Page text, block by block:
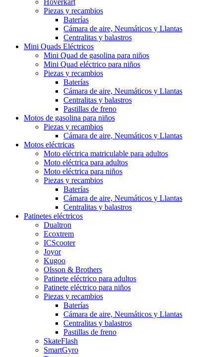
Hoverkart
Piezas y recambios
Baterías
Cámara de aire, Neumáticos y Llantas
Centralitas y balastros
Mini Quads Eléctricos
Mini Quad de gasolina para niños
Mini Quad eléctrico para niños
Piezas y recambios
Baterías
Cámara de aire, Neumáticos y Llantas
Centralitas y balastros
Pastillas de freno
Motos de gasolina para niños
Piezas y recambios
Cámara de aire, Neumáticos y Llantas
Motos eléctricas
Moto eléctrica matriculable para adultos
Moto eléctrica para adultos
Moto eléctrica para niños
Piezas y recambios
Baterías
Cámara de aire, Neumáticos y Llantas
Centralitas y balastros
Patinetes eléctricos
Dualtron
Ecoxtrem
ICScooter
Joyor
Kugoo
Olsson & Brothers
Patinete eléctrico para adultos
Patinete eléctrico para niños
Piezas y recambios
Baterías
Cámara de aire, Neumáticos y Llantas
Centralitas y balastros
Pastillas de freno
SkateFlash
SmartGyro